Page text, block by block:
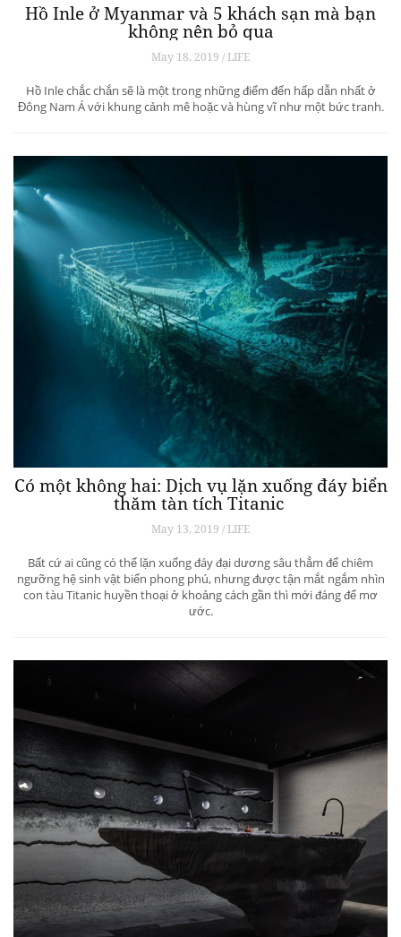
Hồ Inle ở Myanmar và 5 khách sạn mà bạn
không nên bỏ qua
May 18, 2019 / LIFE
Hồ Inle chắc chắn sẽ là một trong những điểm đến hấp dẫn nhất ở
Đông Nam Á với khung cảnh mê hoặc và hùng vĩ như một bức tranh.
Có một không hai: Dịch vụ lặn xuống đáy biển
thăm tàn tích Titanic
May 13, 2019 / LIFE
Bất cứ ai cũng có thể lặn xuống đáy đại dương sâu thẳm để chiêm
ngưỡng hệ sinh vật biển phong phú, nhưng được tận mắt ngắm nhìn
con tàu Titanic huyền thoại ở khoảng cách gần thì mới đáng để mơ
ước.